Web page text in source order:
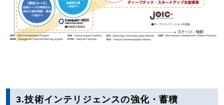
3.技術インテリジェンスの強化・蓄積